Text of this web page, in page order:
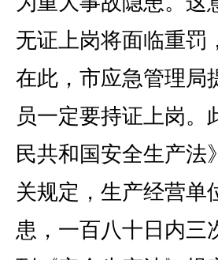
无证上岗将面临重罚
在此，市应急管理局
员一定要持证上岗。
民共和国安全生产法
关规定，生产经营单
患，一百八十日内三